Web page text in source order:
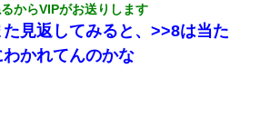
からVIPがお送りします
見返してみると、>>8は当た
かれてんのかな